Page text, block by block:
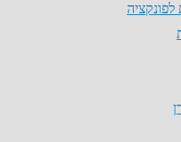
לפונקציה